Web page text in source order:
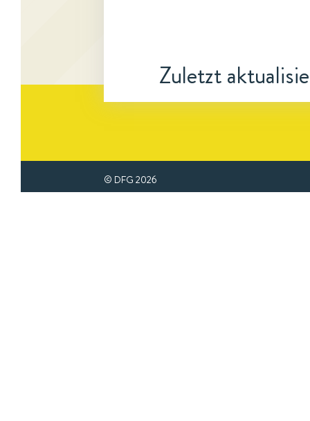
Zuletzt
© DFG 2026